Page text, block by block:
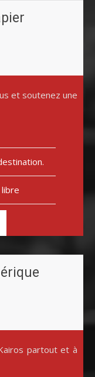
et soutenez une
partout et à